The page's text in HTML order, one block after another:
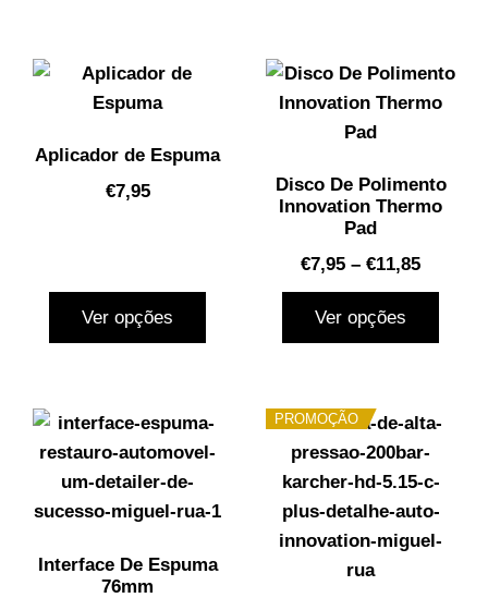
Aplicador de Espuma
€7,95
Ver opções
Disco De Polimento
Innovation Thermo
Pad
€7,95 – €11,85
Ver opções
Interface De Espuma
76mm
PROMOÇÃO